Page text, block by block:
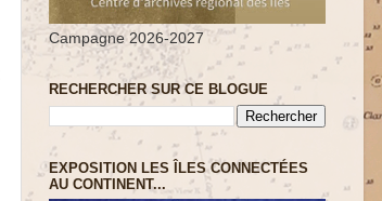
Campagne 2026-2027
RECHERCHER SUR CE BLOGUE
EXPOSITION LES ÎLES CONNECTÉES
AU CONTINENT...